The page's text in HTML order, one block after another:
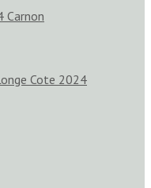
Carnon
Cote 2024